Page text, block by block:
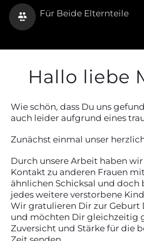
Für Beide Elternteile
Hallo liebe
Wie schön, dass Du uns
auch leider aufgrund eines
Zunächst einmal unser
Durch unsere Arbeit haben
Kontakt zu anderen Frauen
ähnlichen Schicksal und doch
jedes weitere verstorbene
Wir gratulieren Dir zur Geburt
und möchten Dir gleichzeitig
Zuversicht und Stärke für die